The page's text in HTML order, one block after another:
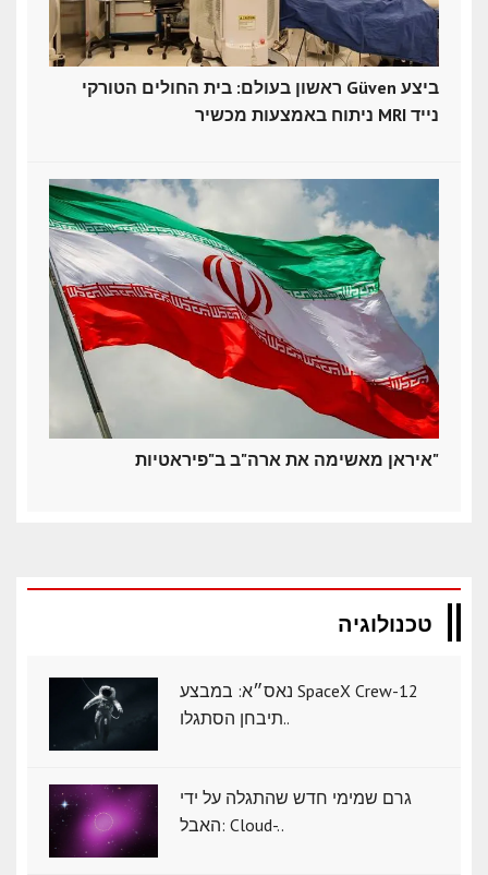
ראשון בעולם: בית החולים הטורקי Güven ביצע
ניתוח באמצעות מכשיר MRI נייד
איראן מאשימה את ארה"ב ב"פיראטיות"
טכנולוגיה
נאס״א: במבצע SpaceX Crew-12
תיבחן הסתגלו..
גרם שמימי חדש שהתגלה על ידי
האבל: Cloud-..